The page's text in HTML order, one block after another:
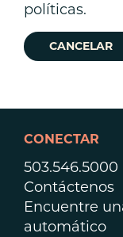
políticas.
CANCELAR
CONECTAR
503.546.5000
Contáctenos
Encuentre
automático